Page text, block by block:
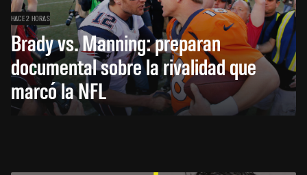
HACE 2 HORAS
Brady vs. Manning: preparan
documental sobre la rivalidad que
marcó la NFL